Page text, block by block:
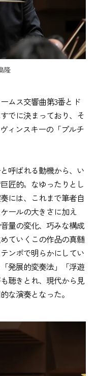
隆
ムス交響曲第3番とド
でに決まっており、そ
ィンスキーの「プルチ
呼ばれる動機から、い
匠的〟なゆったりとし
には、これまで筆者自
ールの大きさに加え
量の変化、巧みな構成
ていくこの作品の真髄
ンポで明らかにしてい
発展的変奏法」「浮遊
聴きとれ、現代から見
な演奏となった。